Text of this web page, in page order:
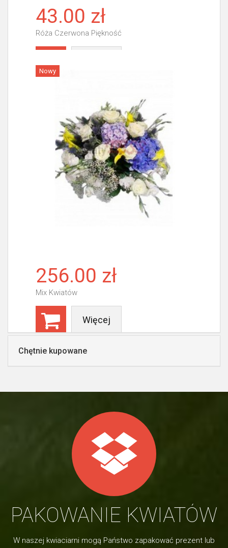
43.00 zł
Róża Czerwona Piękność
Nowy
256.00 zł
Mix Kwiatów
Więcej
Chętnie kupowane
PAKOWANIE KWIATÓW
W naszej kwiaciarni mogą Państwo zapakować prezent lub